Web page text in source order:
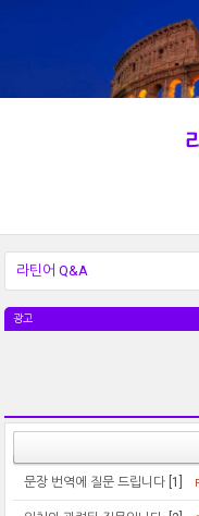
라틴어 Q&A
광고
문장 번역에 질문 드립니다 [1]